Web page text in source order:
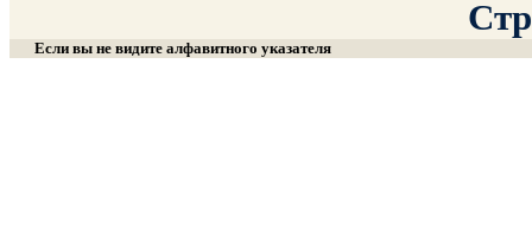
Если вы не видите алфавитного указателя